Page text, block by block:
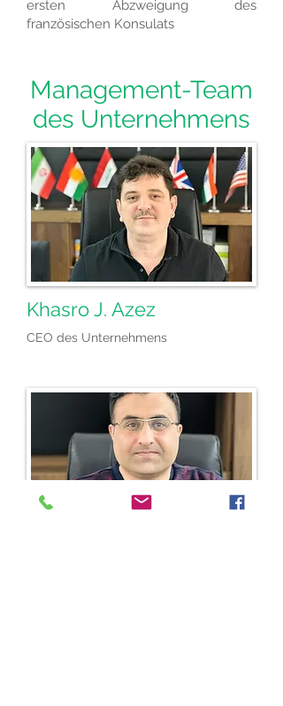
ersten Abzweigung des
französischen Konsulats
Management-Team
des Unternehmens
Khasro J. Azez
CEO des Unternehmens